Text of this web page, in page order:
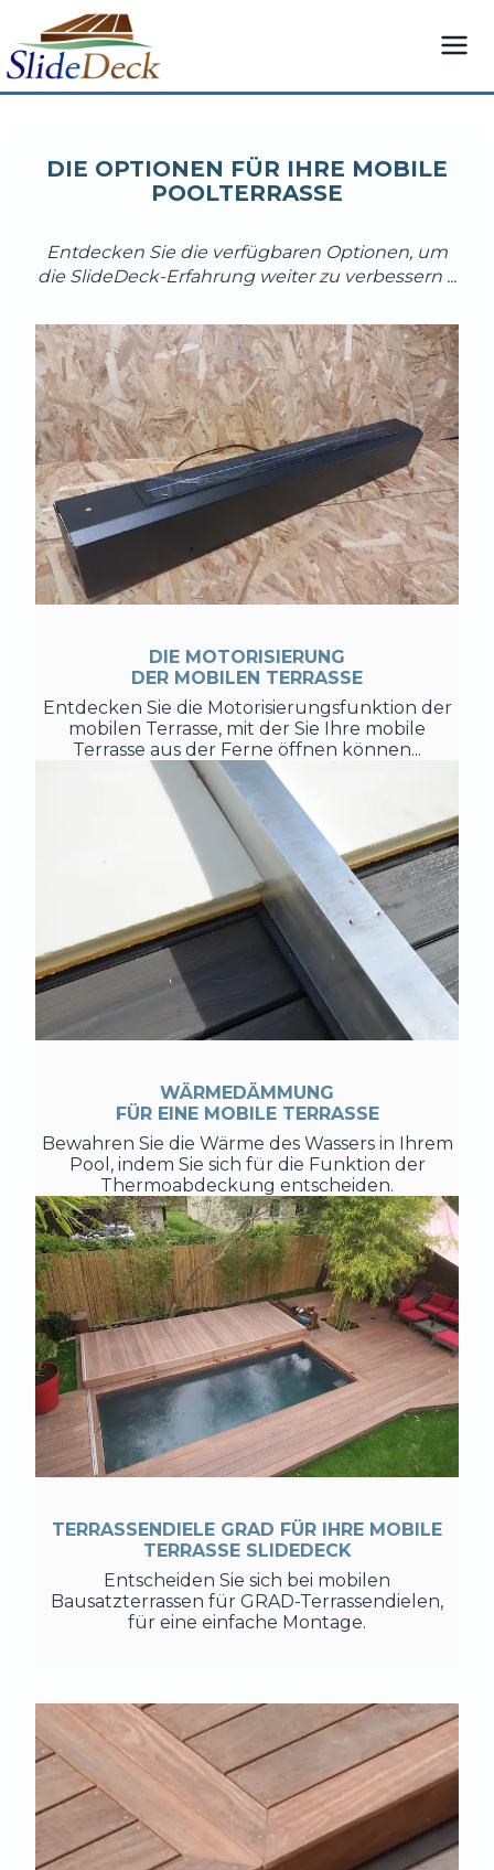
Inhalt
springen
DIE OPTIONEN FÜR IHRE MOBILE
POOLTERRASSE
Entdecken Sie die verfügbaren Optionen, um
die SlideDeck-Erfahrung weiter zu verbessern ...
DIE MOTORISIERUNG
DER MOBILEN TERRASSE
Entdecken Sie die Motorisierungsfunktion der
mobilen Terrasse, mit der Sie Ihre mobile
Terrasse aus der Ferne öffnen können...
WÄRMEDÄMMUNG
FÜR EINE MOBILE TERRASSE
Bewahren Sie die Wärme des Wassers in Ihrem
Pool, indem Sie sich für die Funktion der
Thermoabdeckung entscheiden.
TERRASSENDIELE GRAD FÜR IHRE MOBILE
TERRASSE SLIDEDECK
Entscheiden Sie sich bei mobilen
Bausatzterrassen für GRAD-Terrassendielen,
für eine einfache Montage.